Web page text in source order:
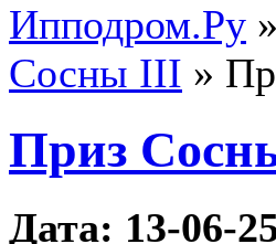
Ипподром.Ру »
Сосны III »
Приз
Дата: 13-06-